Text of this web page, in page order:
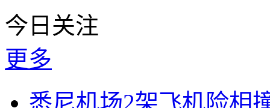
今日关注
更多
悉尼机场2架飞机险相